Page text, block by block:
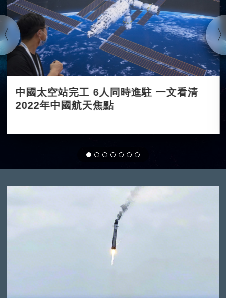
中國太空站完工 6人同時進駐 一文看清
2022年中國航天焦點